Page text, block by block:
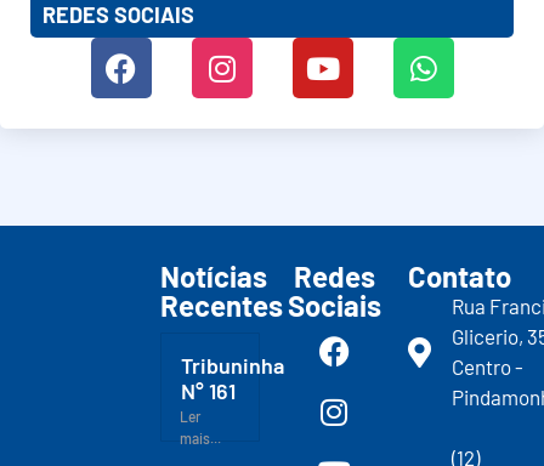
REDES SOCIAIS
Notícias
Recentes
Tribuninha
N° 161
Ler
mais...
Redes
Sociais
Contato
Rua
Glicerio,
Centro -
(12)